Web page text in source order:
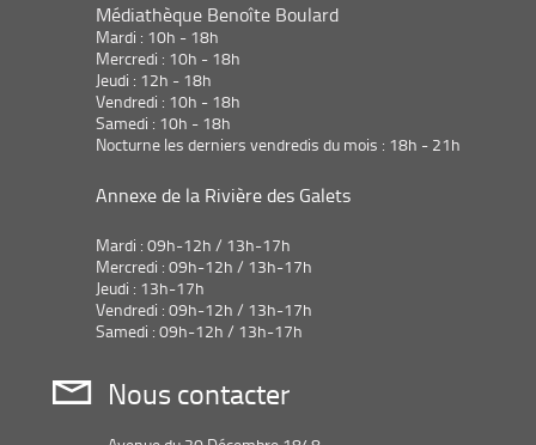
Médiathèque Benoîte Boulard
Mardi : 10h - 18h
Mercredi : 10h - 18h
Jeudi : 12h - 18h
Vendredi : 10h - 18h
Samedi : 10h - 18h
Nocturne les derniers vendredis du mois : 18h - 21h
Annexe de la Rivière des Galets
Mardi : 09h-12h / 13h-17h
Mercredi : 09h-12h / 13h-17h
Jeudi : 13h-17h
Vendredi : 09h-12h / 13h-17h
Samedi : 09h-12h / 13h-17h
Nous contacter